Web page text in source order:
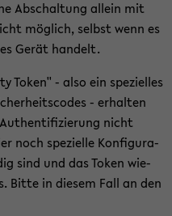
Ab­schal­tung al­lein mit
mög­lich, selbst wenn es
Gerät han­delt.
Token'' - also ein spe­zi­el­les
- er­hal­ten
nicht
noch spe­zi­el­le Kon­fi­gu­ra­
sind und das Token wie­
Bitte in die­sem Fall an den